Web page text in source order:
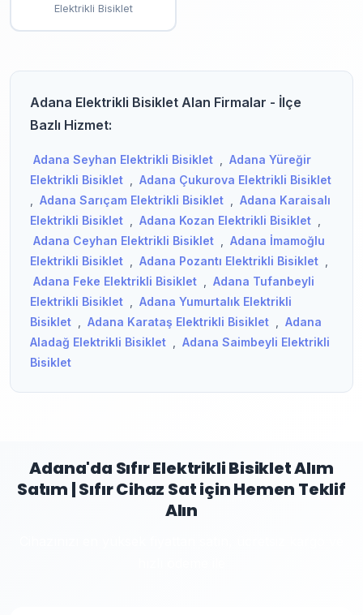
Elektrikli Bisiklet
Adana Elektrikli Bisiklet Alan Firmalar - İlçe
Bazlı Hizmet:
Adana Seyhan Elektrikli Bisiklet
Adana Yüreğir
Elektrikli Bisiklet
Adana Çukurova Elektrikli Bisiklet
Adana Sarıçam Elektrikli Bisiklet
Adana Karaisalı
Elektrikli Bisiklet
Adana Kozan Elektrikli Bisiklet
Adana Ceyhan Elektrikli Bisiklet
Adana İmamoğlu
Elektrikli Bisiklet
Adana Pozantı Elektrikli Bisiklet
Adana Feke Elektrikli Bisiklet
Adana Tufanbeyli
Elektrikli Bisiklet
Adana Yumurtalık Elektrikli
Bisiklet
Adana Karataş Elektrikli Bisiklet
Adana
Aladağ Elektrikli Bisiklet
Adana Saimbeyli Elektrikli
Bisiklet
Adana'da Sıfır Elektrikli Bisiklet Alım
Satım | Sıfır Cihaz Sat için Hemen Teklif
Alın